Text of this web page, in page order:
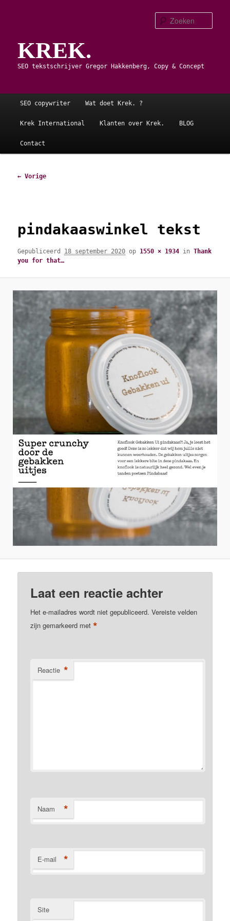
primaire
inhoudKREK.
SEO tekstschrijver Gregor Hakkenberg, Copy & Concept
Hoofdmenu
SEO copywriter Wat doet Krek. ?
Krek International Klanten over Krek. BLOG
Contact
Afbeeldingsnavigatie
← Vorige
pindakaaswinkel tekst
Gepubliceerd 18 september 2020 op 1550 × 1934 inThank
you for that…
Laat een reactie achter
Het e-mailadres wordt niet gepubliceerd. Vereiste velden
zijn gemarkeerd met*
Reactie *
Naam *
E-mail *
Site